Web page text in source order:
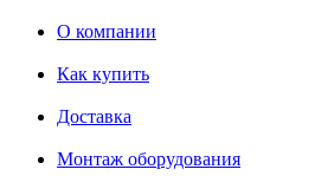
О компании
Как купить
Доставка
Монтаж оборудования